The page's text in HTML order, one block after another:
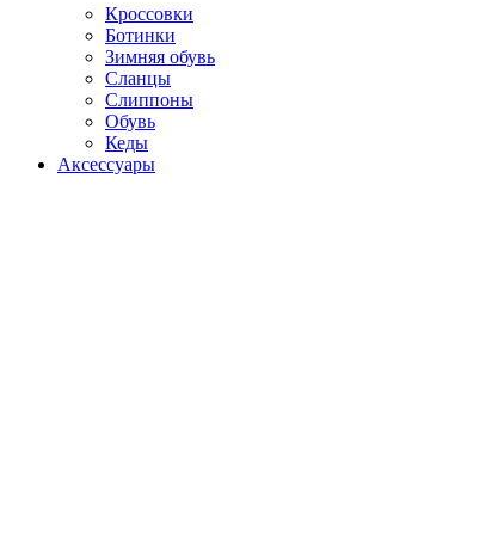
Кроссовки
Ботинки
Зимняя обувь
Сланцы
Слиппоны
Обувь
Кеды
Аксессуары